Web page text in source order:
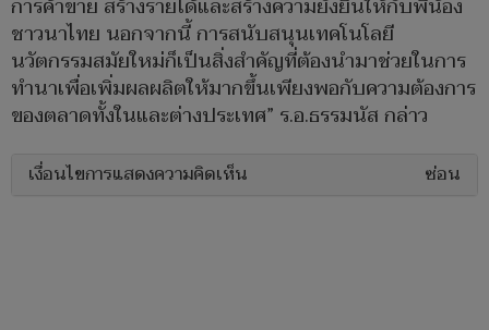
การค้าขาย สร้างรายได้และสร้างความยั่งยืนให้กับพี่น้อง
ชาวนาไทย นอกจากนี้ การสนับสนุนเทคโนโลยี
นวัตกรรมสมัยใหม่ก็เป็นสิ่งสำคัญที่ต้องนำมาช่วยในการ
ทำนาเพื่อเพิ่มผลผลิตให้มากขึ้นเพียงพอกับความต้องการ
ของตลาดทั้งในและต่างประเทศ” ร.อ.ธรรมนัส กล่าว
เงื่อนไขการแสดงความคิดเห็น ซ่อน